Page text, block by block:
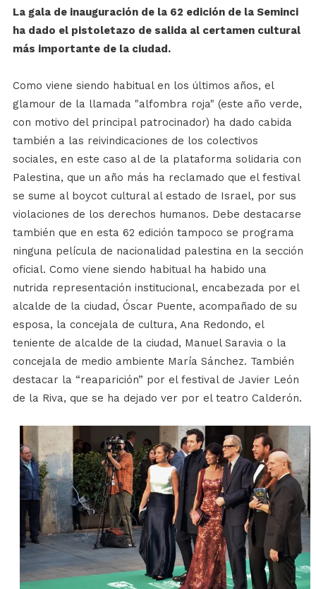
La gala de inauguración de la 62 edición de la Seminci
ha dado el pistoletazo de salida al certamen cultural
más importante de la ciudad.
Como viene siendo habitual en los últimos años, el
glamour de la llamada "alfombra roja" (este año verde,
con motivo del principal patrocinador) ha dado cabida
también a las reivindicaciones de los colectivos
sociales, en este caso al de la plataforma solidaria con
Palestina, que un año más ha reclamado que el festival
se sume al boycot cultural al estado de Israel, por sus
violaciones de los derechos humanos. Debe destacarse
también que en esta 62 edición tampoco se programa
ninguna película de nacionalidad palestina en la sección
oficial. Como viene siendo habitual ha habido una
nutrida representación institucional, encabezada por el
alcalde de la ciudad, Óscar Puente, acompañado de su
esposa, la concejala de cultura, Ana Redondo, el
teniente de alcalde de la ciudad, Manuel Saravia o la
concejala de medio ambiente María Sánchez. También
destacar la “reaparición” por el festival de Javier León
de la Riva, que se ha dejado ver por el teatro Calderón.